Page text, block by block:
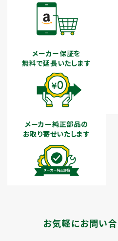
メーカー保証を
無料で延長いたします
メーカー純正部品の
お取り寄せいたします
お気軽にお問い合